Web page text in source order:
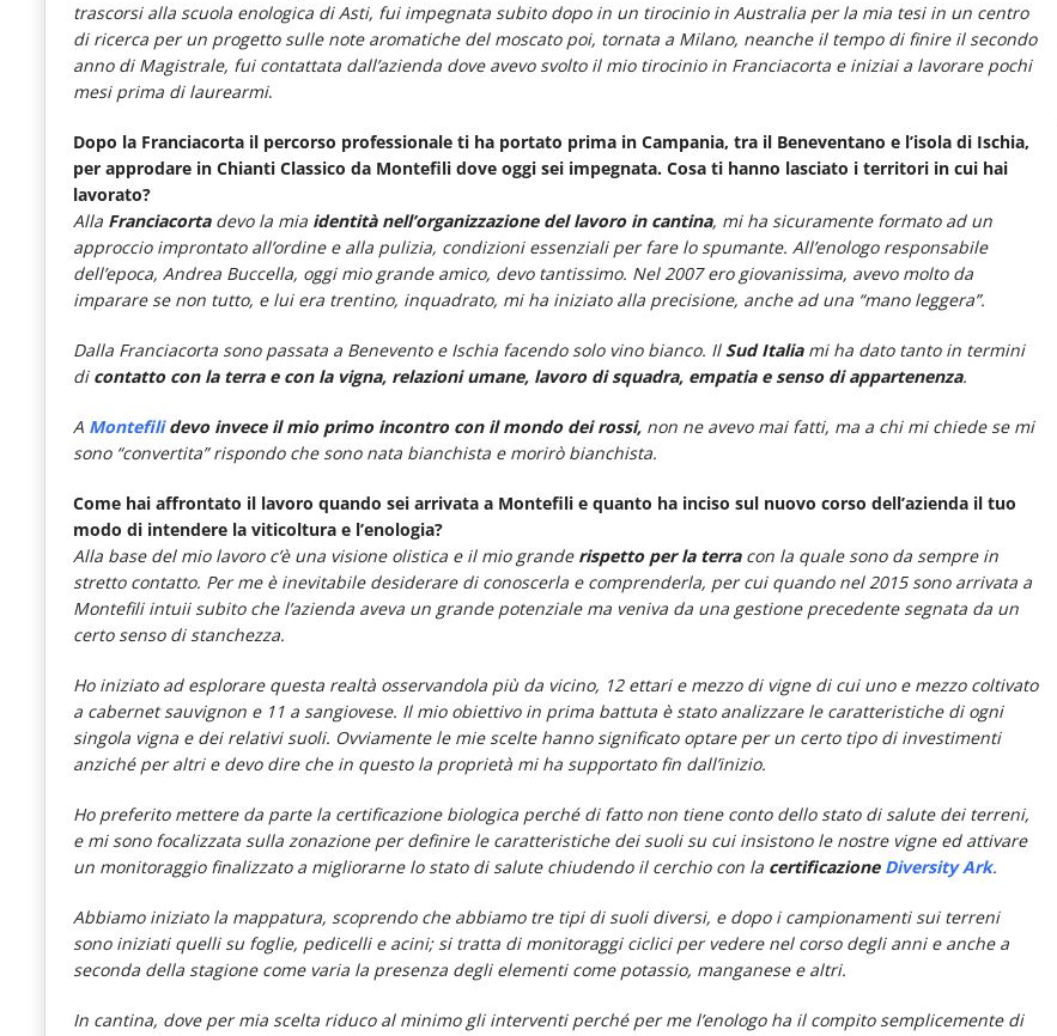
trascorsi alla scuola enologica di Asti, fui impegnata subito dopo in un tirocinio in Australia per la mia tesi in un centro
di ricerca per un progetto sulle note aromatiche del moscato poi, tornata a Milano, neanche il tempo di finire il secondo
anno di Magistrale, fui contattata dall’azienda dove avevo svolto il mio tirocinio in Franciacorta e iniziai a lavorare pochi
mesi prima di laurearmi.
Dopo la Franciacorta il percorso professionale ti ha portato prima in Campania, tra il Beneventano e l’isola di Ischia,
per approdare in Chianti Classico da Montefili dove oggi sei impegnata. Cosa ti hanno lasciato i territori in cui hai
lavorato?
Alla Franciacorta devo la mia identità nell’organizzazione del lavoro in cantina, mi ha sicuramente formato ad un
approccio improntato all’ordine e alla pulizia, condizioni essenziali per fare lo spumante. All’enologo responsabile
dell’epoca, Andrea Buccella, oggi mio grande amico, devo tantissimo. Nel 2007 ero giovanissima, avevo molto da
imparare se non tutto, e lui era trentino, inquadrato, mi ha iniziato alla precisione, anche ad una “mano leggera”.
Dalla Franciacorta sono passata a Benevento e Ischia facendo solo vino bianco. Il Sud Italiami ha dato tanto in termini
di contatto con la terra e con la vigna, relazioni umane, lavoro di squadra, empatia e senso di appartenenza.
A Montefilidevo invece il mio primo incontro con il mondo dei rossi, non ne avevo mai fatti, ma a chi mi chiede se mi
sono “convertita” rispondo che sono nata bianchista e morirò bianchista.
Come hai affrontato il lavoro quando sei arrivata a Montefili e quanto ha inciso sul nuovo corso dell’azienda il tuo
modo di intendere la viticoltura e l’enologia?
Alla base del mio lavoro c’è una visione olistica e il mio grande rispetto per la terracon la quale sono da sempre in
stretto contatto. Per me è inevitabile desiderare di conoscerla e comprenderla, per cui quando nel 2015 sono arrivata a
Montefili intuii subito che l’azienda aveva un grande potenziale ma veniva da una gestione precedente segnata da un
certo senso di stanchezza.
Ho iniziato ad esplorare questa realtà osservandola più da vicino, 12 ettari e mezzo di vigne di cui uno e mezzo coltivato
a cabernet sauvignon e 11 a sangiovese. Il mio obiettivo in prima battuta è stato analizzare le caratteristiche di ogni
singola vigna e dei relativi suoli. Ovviamente le mie scelte hanno significato optare per un certo tipo di investimenti
anziché per altri e devo dire che in questo la proprietà mi ha supportato fin dall’inizio.
Ho preferito mettere da parte la certificazione biologica perché di fatto non tiene conto dello stato di salute dei terreni,
e mi sono focalizzata sulla zonazione per definire le caratteristiche dei suoli su cui insistono le nostre vigne ed attivare
un monitoraggio finalizzato a migliorarne lo stato di salute chiudendo il cerchio con la certificazione Diversity Ark.
Abbiamo iniziato la mappatura, scoprendo che abbiamo tre tipi di suoli diversi, e dopo i campionamenti sui terreni
sono iniziati quelli su foglie, pedicelli e acini; si tratta di monitoraggi ciclici per vedere nel corso degli anni e anche a
seconda della stagione come varia la presenza degli elementi come potassio, manganese e altri.
In cantina, dove per mia scelta riduco al minimo gli interventi perché per me l’enologo ha il compito semplicemente di